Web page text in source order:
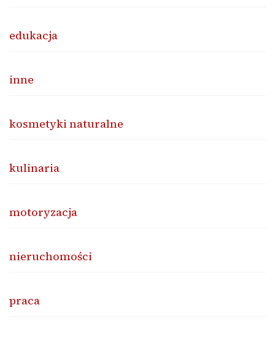
edukacja
inne
kosmetyki naturalne
kulinaria
motoryzacja
nieruchomości
praca